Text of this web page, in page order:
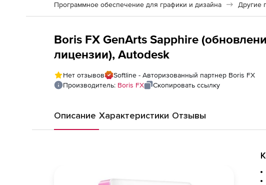
Программное обеспечение для графики и дизайна Другие
Boris FX GenArts Sapphire
лицензии), Autodesk
Нет отзывов
Softline - Авторизованный партнер Boris FX
Производитель: Boris FX Скопировать ссылку
Описание Характеристики Отзывы